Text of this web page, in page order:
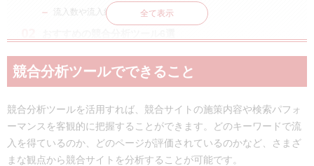
流入数や流入経路
Free Backlink Checker – Moz Link Explorer｜無料で使える被リ
ツール
Keywordmap｜競合分析に特化した日本製ツール
全て表示
競合分析ツールでできること
競合分析ツールを活用すれば、競合サイトの施策内容や検索パフォ
ーマンスを客観的に把握することができます。どのキーワードで流
入を得ているのか、どのページが評価されているのかなど、さまざ
まな観点から競合サイトを分析することが可能です。